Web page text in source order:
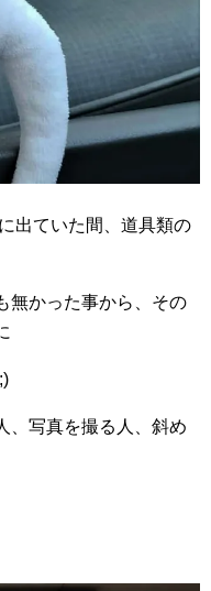
出ていた間、道具類の
無かった事から、その
、写真を撮る人、斜め